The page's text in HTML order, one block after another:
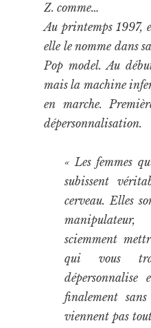
Z. comme…
Au printemps 1997,
elle le nomme dans
Pop model. Au
mais la machine
en marche.
dépersonnalisation.
« Les femmes
subissent
cerveau. Elles
sciemment
qui vous
dépersonnalise
finalement
viennent pas